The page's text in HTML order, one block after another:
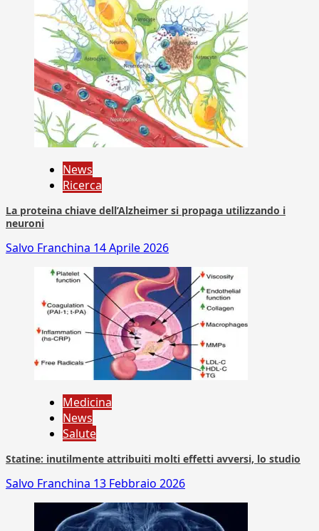
News
Ricerca
La proteina chiave dell’Alzheimer si propaga utilizzando i
neuroni
Salvo Franchina 14 Aprile 2026
Medicina
News
Salute
Statine: inutilmente attribuiti molti effetti avversi, lo studio
Salvo Franchina 13 Febbraio 2026